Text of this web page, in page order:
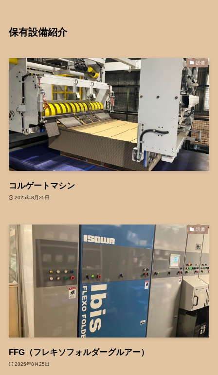
保有設備紹介
設備
コルゲートマシン
2025年8月25日
設備
FFG（フレキソフォルダーグルアー）
2025年8月25日